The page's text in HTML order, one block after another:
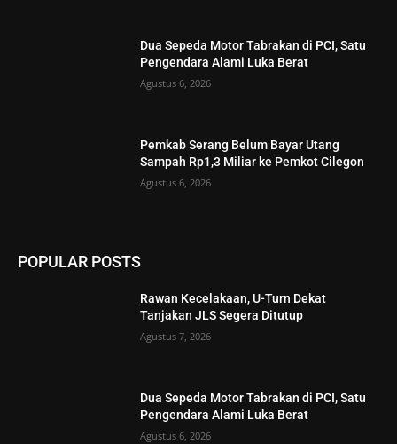
Dua Sepeda Motor Tabrakan di PCI, Satu
Pengendara Alami Luka Berat
Agustus 6, 2026
Pemkab Serang Belum Bayar Utang
Sampah Rp1,3 Miliar ke Pemkot Cilegon
Agustus 6, 2026
POPULAR POSTS
Rawan Kecelakaan, U-Turn Dekat
Tanjakan JLS Segera Ditutup
Agustus 7, 2026
Dua Sepeda Motor Tabrakan di PCI, Satu
Pengendara Alami Luka Berat
Agustus 6, 2026